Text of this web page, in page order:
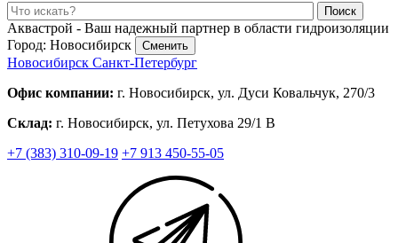
Поиск
Аквастрой - Ваш надежный партнер в области гидроизоляции
Город: Новосибирск
Сменить
Новосибирск Санкт-Петербург
Офис компании: г. Новосибирск, ул. Дуси Ковальчук, 270/3
Склад: г. Новосибирск, ул. Петухова 29/1 В
+7 (383) 310-09-19 +7 913 450-55-05